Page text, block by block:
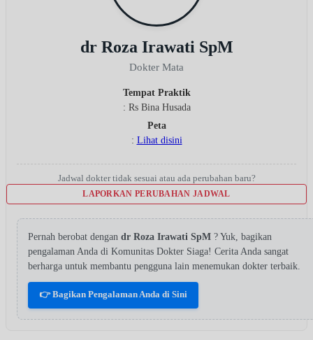
dr Roza Irawati SpM
Dokter Mata
Tempat Praktik
: Rs Bina Husada
Peta
: Lihat disini
Jadwal dokter tidak sesuai atau ada perubahan baru?
LAPORKAN PERUBAHAN JADWAL
Pernah berobat dengan dr Roza Irawati SpM ? Yuk, bagikan
pengalaman Anda di Komunitas Dokter Siaga! Cerita Anda sangat
berharga untuk membantu pengguna lain menemukan dokter terbaik.
👉 Bagikan Pengalaman Anda di Sini